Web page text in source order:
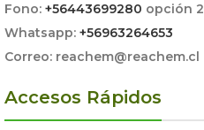
Fono: +56443699280 opción 2
Whatsapp: +56963264653
Correo: reachem@reachem.cl
Accesos Rápidos